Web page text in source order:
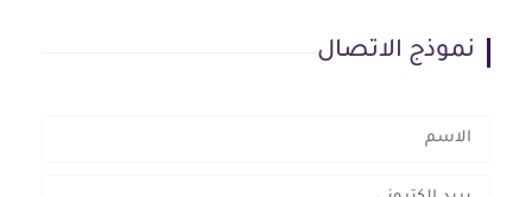
نموذج الاتصال